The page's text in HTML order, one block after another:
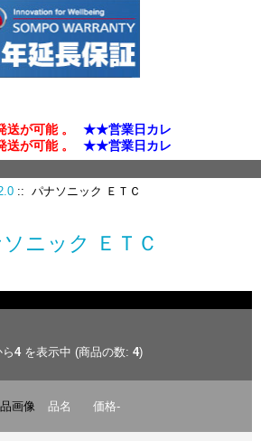
が可能 。
★★営業日カレンダー確認★★
が可能 。
★★営業日カレンダー確認★★
:: パナソニック ＥＴＣ
ニック ＥＴＣ
4を表示中 (商品の数: 4)
画像 品名 価格-